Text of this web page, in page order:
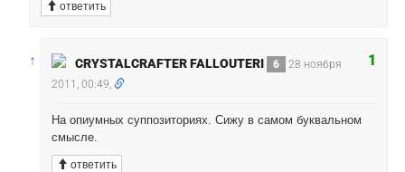
ответить
↑ 1
CRYSTALCRAFTER FALLOUTERI 6
28 ноября
2011, 00:49,
На опиумных суппозиториях. Сижу в самом буквальном
смысле.
ответить